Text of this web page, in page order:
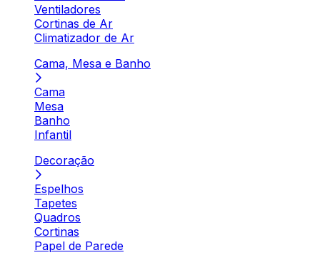
Ventiladores
Cortinas de Ar
Climatizador de Ar
Cama, Mesa e Banho
Cama
Mesa
Banho
Infantil
Decoração
Espelhos
Tapetes
Quadros
Cortinas
Papel de Parede